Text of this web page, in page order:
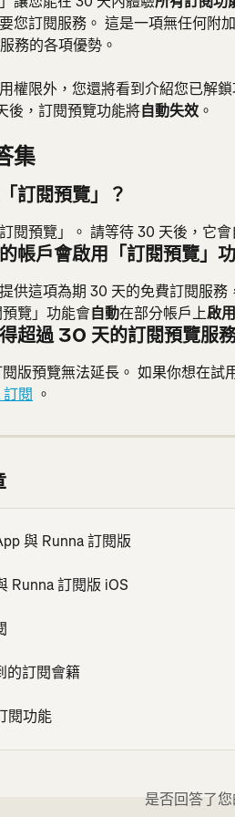
您訂閱服務。 這是一項無任何附
務的各項優勢。
權限外，您還將看到介紹您已解
後，訂閱預覽功能將自動失效。
集
訂閱預覽」？
閱預覽」。 請等待 30 天後，它會
帳戶會啟用「訂閱預覽」
供這項為期 30 天的免費訂閱服
覽」功能會自動在部分帳戶上啟用
超過 30 天的訂閱預覽服
版預覽無法延長。 如果你想在
閱 。
與 Runna 訂閱版
Runna 訂閱版 iOS
的訂閱會籍
閱功能
是否回答了您